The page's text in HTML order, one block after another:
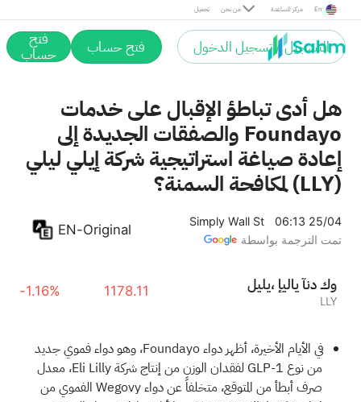
تحميل من نحن مركز المساعدة En
التسجيل / تسجيل الدخول فتح حساب فتح
حساب
هل أدى تباطؤ الإقبال على خدمات
Foundayo والصفقات الجديدة إلى
إعادة صياغة استراتيجية شركة إيلي ليلي
(LLY) لمكافحة السمنة؟
Simply Wall St
06:13 25/04
تمت الترجمة بواسطة
EN-Original
ليلي، إيلاي آند كو
LLY
1178.11
-1.16%
في الأيام الأخيرة، أظهر دواء Foundayo، وهو دواء فموي جديد
من نوع GLP-1 لفقدان الوزن من إنتاج شركة Eli Lilly، معدل
صرف أبطأ من المتوقع، متخلفاً عن دواء Wegovy الفموي من